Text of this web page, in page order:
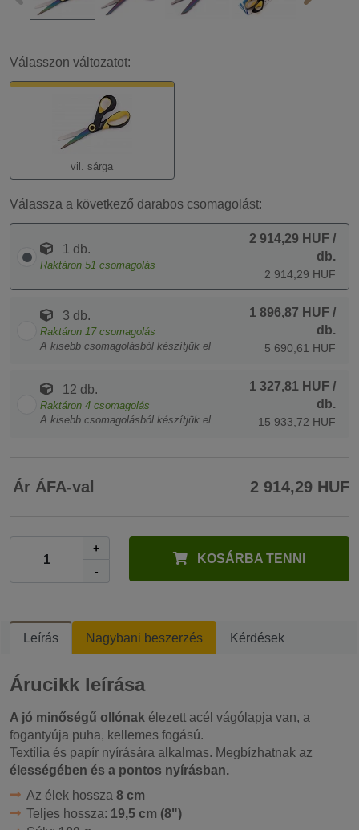
Válasszon változatot:
vil. sárga
Válassza a következő darabos csomagolást:
1 db.
Raktáron 51 csomagolás
2 914,29 HUF /
db.
2 914,29 HUF
3 db.
Raktáron 17 csomagolás
A kisebb csomagolásból készítjük el
1 896,87 HUF /
db.
5 690,61 HUF
12 db.
Raktáron 4 csomagolás
A kisebb csomagolásból készítjük el
1 327,81 HUF /
db.
15 933,72 HUF
Ár ÁFA-val 2 914,29 HUF
+
-
KOSÁRBA TENNI
Leírás Nagybani beszerzés Kérdések
Árucikk leírása
A jó minőségű ollónak élezett acél vágólapja van, a
fogantyúja puha, kellemes fogású.
Textília és papír nyírására alkalmas. Megbízhatnak az
élességében és a pontos nyírásban.
Az élek hossza 8 cm
Teljes hossza: 19,5 cm (8")